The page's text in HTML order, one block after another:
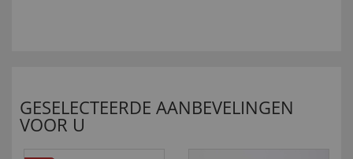
GESELECTEERDE AANBEVELINGEN
VOOR U